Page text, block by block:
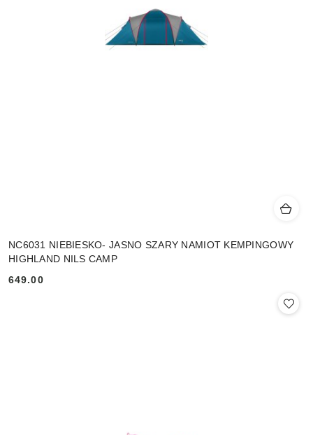
NC6031 NIEBIESKO- JASNO SZARY NAMIOT KEMPINGOWY
HIGHLAND NILS CAMP
649.00